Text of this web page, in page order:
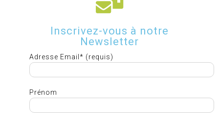
Inscrivez-vous à notre
Newsletter
Adresse Email* (requis)
Prénom